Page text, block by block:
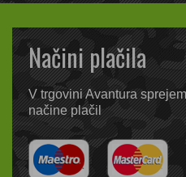
Načini plačila
V trgovini Avantura
načine plačil